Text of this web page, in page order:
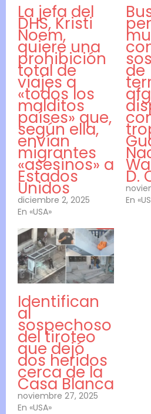
La jefa del
DHS, Kristi
Noem,
quiere una
prohibición
total de
viajes a
«todos los
malditos
países» que,
según ella,
envían
migrantes
«asesinos» a
Estados
Unidos
diciembre 2, 2025
En «USA»
de
D.
En
Identifican
al
sospechoso
del tiroteo
que dejó
dos heridos
cerca de la
Casa Blanca
noviembre 27, 2025
En «USA»